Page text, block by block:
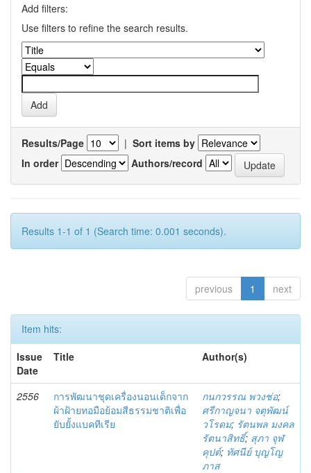
Add filters:
Use filters to refine the search results.
Results/Page | Sort items by
In order
Authors/record
Results 1-1 of 1 (Search time: 0.001 seconds).
previous 1 next
Item hits:
Issue
Date
Title Author(s)
2556
การพัฒนาชุดเครื่องนอนเด็กจาก
ผ้าฝ้ายทอมือย้อมสีธรรมชาติเพื่อ
ยับยั้งแบคทีเรีย
กนกวรรณ พวงช่อ;
ศรีกาญจนา จตุพัฒน์
วโรดม; รัตนพล มงคล
รัตนาสิทธิ์; สุภา จุฬ
คุปต์; ทัศนีย์ บุญโญ
ภาส